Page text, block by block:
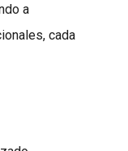
a
cada